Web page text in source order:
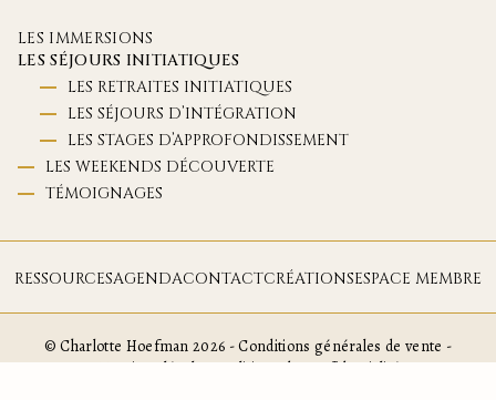
LES IMMERSIONS
LES SÉJOURS INITIATIQUES
LES RETRAITES INITIATIQUES
LES SÉJOURS D’INTÉGRATION
LES STAGES D’APPROFONDISSEMENT
LES WEEKENDS DÉCOUVERTE
TÉMOIGNAGES
RESSOURCESAGENDACONTACTCRÉATIONSESPACE MEMBRE
© Charlotte Hoefman 2026 -Conditions générales de vente -
Mentions légales-Politique de confidentialité